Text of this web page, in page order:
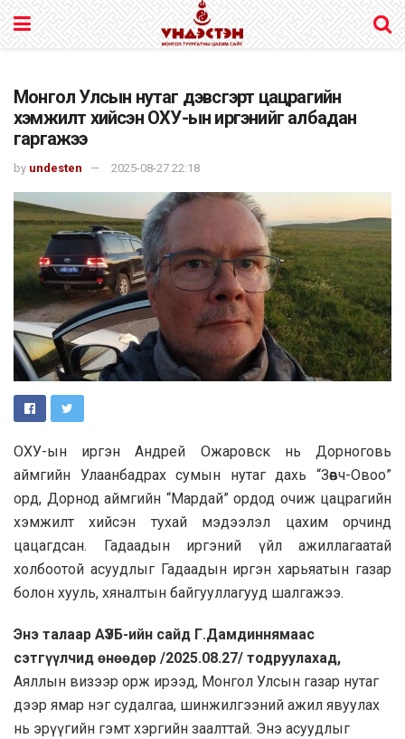
Монгол Улсын нутаг дэвсгэрт цацрагийн
хэмжилт хийсэн ОХУ-ын иргэнийг албадан
гаргажээ
by undesten 2025-08-27 22:18
ОХУ-ын иргэн Андрей Ожаровск нь Дорноговь
аймгийн Улаанбадрах сумын нутаг дахь “Зөөвч-Овоо”
орд, Дорнод аймгийн “Мардай” ордод очиж цацрагийн
хэмжилт хийсэн тухай мэдээлэл цахим орчинд
цацагдсан. Гадаадын иргэний үйл ажиллагаатай
холбоотой асуудлыг Гадаадын иргэн харьяатын газар
болон хууль, хяналтын байгууллагууд шалгажээ.
Энэ талаар АҮЭБ-ийн сайд Г.Дамдиннямаас
сэтгүүлчид өнөөдөр /2025.08.27/ тодруулахад,
Аяллын визээр орж ирээд, Монгол Улсын газар нутаг
дээр ямар нэг судалгаа, шинжилгээний ажил явуулах
нь эрүүгийн гэмт хэргийн заалттай. Энэ асуудлыг